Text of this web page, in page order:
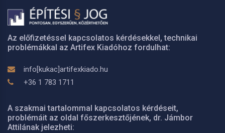
Az előfizetéssel kapcsolatos kérdésekkel, technikai
problémákkal az Artifex Kiadóhoz fordulhat:
info[kukac]artifexkiado.hu
+36 1 783 1711
A szakmai tartalommal kapcsolatos kérdéseit,
problémáit az oldal főszerkesztőjének, dr. Jámbor
Attilának jelezheti: